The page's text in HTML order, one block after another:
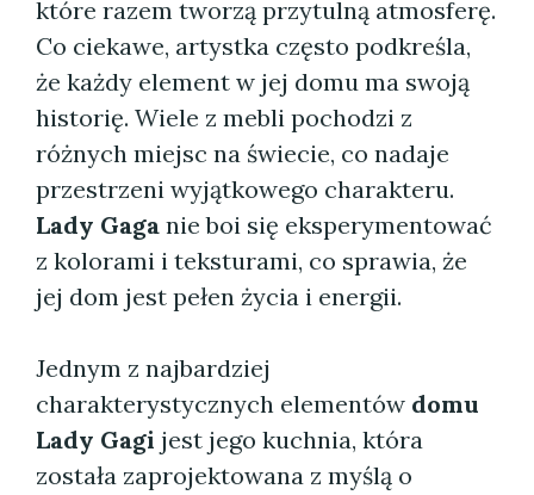
które razem tworzą przytulną atmosferę.
Co ciekawe, artystka często podkreśla,
że każdy element w jej domu ma swoją
historię. Wiele z mebli pochodzi z
różnych miejsc na świecie, co nadaje
przestrzeni wyjątkowego charakteru.
Lady Gaga nie boi się eksperymentować
z kolorami i teksturami, co sprawia, że
jej dom jest pełen życia i energii.
Jednym z najbardziej
charakterystycznych elementów domu
Lady Gagi jest jego kuchnia, która
została zaprojektowana z myślą o